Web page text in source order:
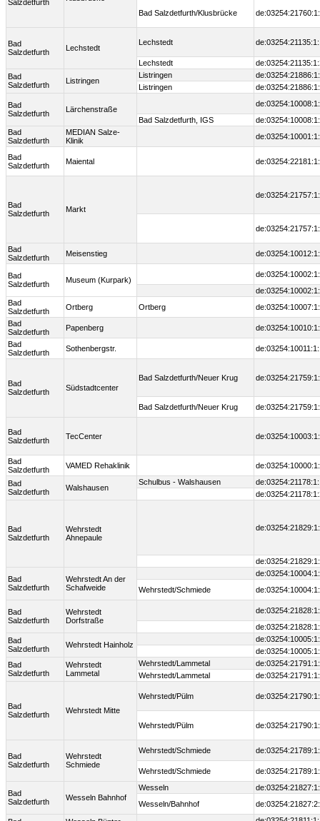
Salzdetfurth
Bad Salzdetfurth/Klusbrücke
Bad
Salzdetfurth
Lechstedt
Lechstedt
Lechstedt
Bad
Salzdetfurth
Listringen
Listringen
Listringen
Bad
Salzdetfurth
Lärchenstraße
Bad Salzdetfurth, IGS
Bad
Salzdetfurth
MEDIAN Salze-
Klinik
Bad
Salzdetfurth
Maiental
Bad
Salzdetfurth
Markt
Bad
Salzdetfurth
Meisenstieg
Bad
Salzdetfurth
Museum (Kurpark)
Bad
Salzdetfurth
Ortberg Ortberg
Bad
Salzdetfurth
Papenberg
Bad
Salzdetfurth
Sothenbergstr.
Bad
Salzdetfurth
Südstadtcenter
Bad Salzdetfurth/Neuer Krug
Bad Salzdetfurth/Neuer Krug
Bad
Salzdetfurth
TecCenter
Bad
Salzdetfurth
VAMED Rehaklinik
Bad
Salzdetfurth
Walshausen
Schulbus - Walshausen
Bad
Salzdetfurth
Wehrstedt
Ahnepaule
Bad
Salzdetfurth
Wehrstedt An der
Schafweide
Wehrstedt/Schmiede
Bad
Salzdetfurth
Wehrstedt
Dorfstraße
Bad
Salzdetfurth
Wehrstedt Hainholz
Bad
Salzdetfurth
Wehrstedt
Lammetal
Wehrstedt/Lammetal
Wehrstedt/Lammetal
Bad
Salzdetfurth
Wehrstedt Mitte
Wehrstedt/Pülm
Wehrstedt/Pülm
Bad
Salzdetfurth
Wehrstedt
Schmiede
Wehrstedt/Schmiede
Wehrstedt/Schmiede
Bad
Salzdetfurth
Wesseln Bahnhof
Wesseln
Wesseln/Bahnhof